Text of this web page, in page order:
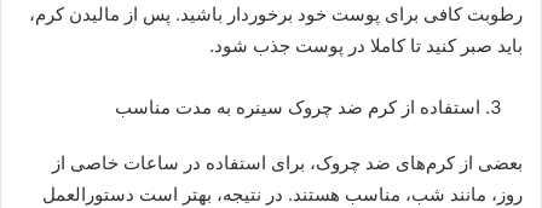
رطوبت کافی برای پوست خود برخوردار باشید. پس از مالیدن کرم،
باید صبر کنید تا کاملا در پوست جذب شود.
استفاده از کرم ضد چروک سینره به مدت مناسب
بعضی از کرم‌های ضد چروک، برای استفاده در ساعات خاصی از
روز، مانند شب، مناسب هستند. در نتیجه، بهتر است دستورالعمل